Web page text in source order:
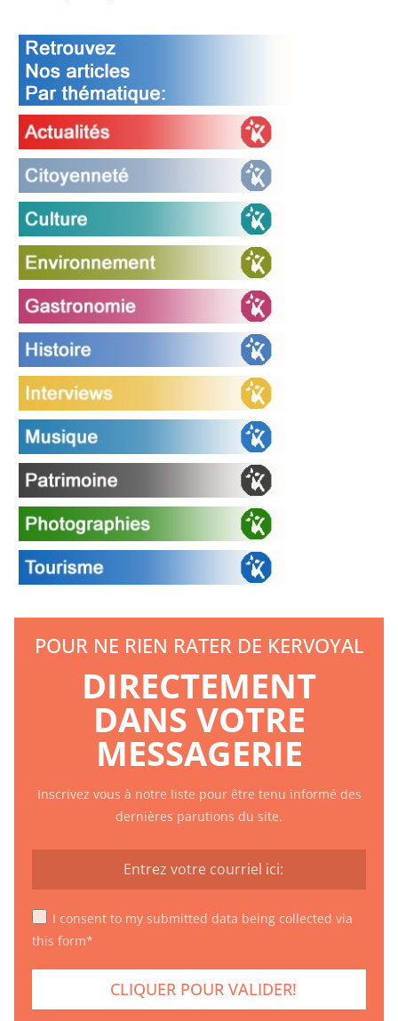
POUR NE RIEN RATER DE KERVOYAL
DIRECTEMENT
DANS VOTRE
MESSAGERIE
Inscrivez vous à notre liste pour être tenu informé des
dernières parutions du site.
I consent to my submitted data being collected via
this form*